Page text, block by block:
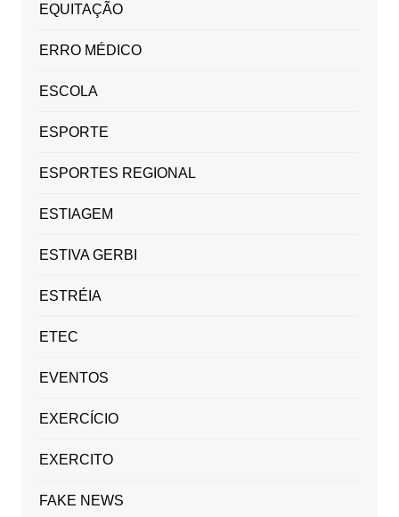
EQUITAÇÃO
ERRO MÉDICO
ESCOLA
ESPORTE
ESPORTES REGIONAL
ESTIAGEM
ESTIVA GERBI
ESTRÉIA
ETEC
EVENTOS
EXERCÍCIO
EXERCITO
FAKE NEWS